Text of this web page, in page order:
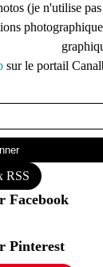
(je n'utilise
sur le portail
RSS
Facebook
Pinterest